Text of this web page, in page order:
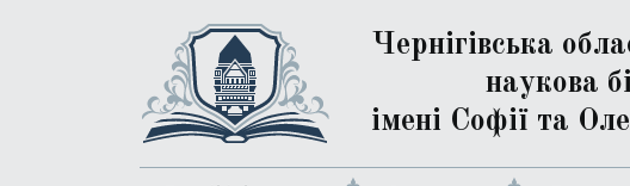
Чернігівська
наукова
імені Софії та